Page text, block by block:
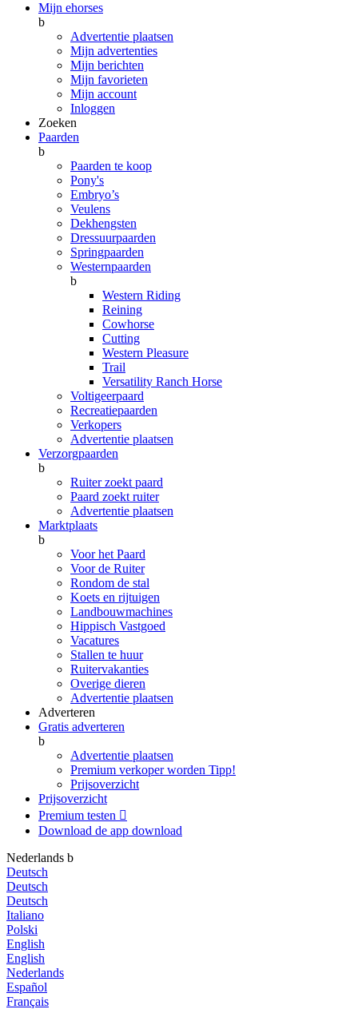
Mijn ehorses
b
Advertentie plaatsen
Mijn advertenties
Mijn berichten
Mijn favorieten
Mijn account
Inloggen
Zoeken
Paarden
b
Paarden te koop
Pony's
Embryo’s
Veulens
Dekhengsten
Dressuurpaarden
Springpaarden
Westernpaarden
b
Western Riding
Reining
Cowhorse
Cutting
Western Pleasure
Trail
Versatility Ranch Horse
Voltigeerpaard
Recreatiepaarden
Verkopers
Advertentie plaatsen
Verzorgpaarden
b
Ruiter zoekt paard
Paard zoekt ruiter
Advertentie plaatsen
Marktplaats
b
Voor het Paard
Voor de Ruiter
Rondom de stal
Koets en rijtuigen
Landbouwmachines
Hippisch Vastgoed
Vacatures
Stallen te huur
Ruitervakanties
Overige dieren
Advertentie plaatsen
Adverteren
Gratis adverteren
b
Advertentie plaatsen
Premium verkoper worden Tipp!
Prijsoverzicht
Prijsoverzicht
Premium testen 
Download de app download
Nederlands b
Deutsch
Deutsch
Deutsch
Italiano
Polski
English
English
Nederlands
Español
Français